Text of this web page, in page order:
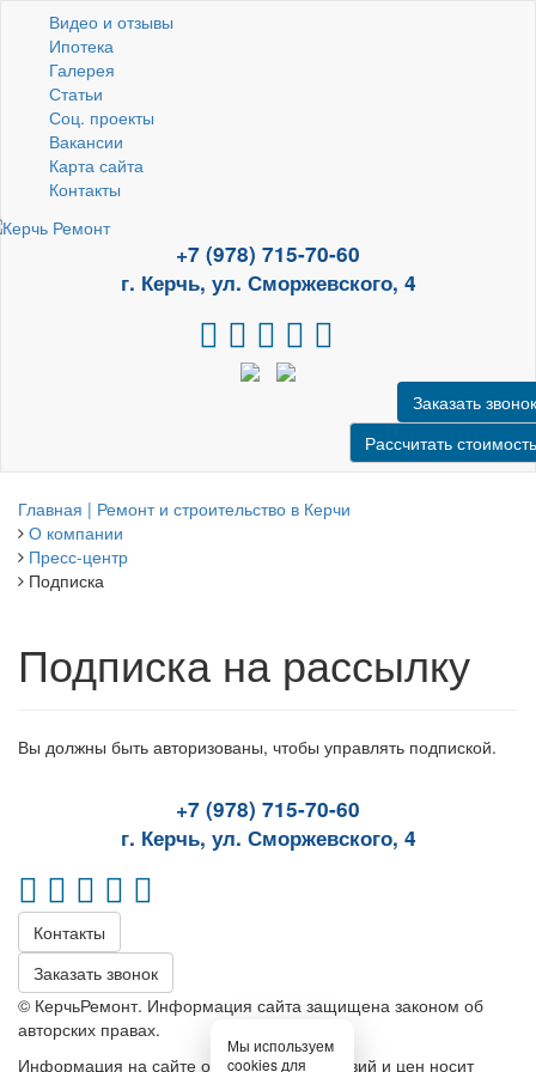
Видео и отзывы
Ипотека
Галерея
Статьи
Соц. проекты
Вакансии
Карта сайта
Контакты
+7 (978) 715-70-60
г. Керчь, ул. Сморжевского, 4
Заказать звонок
Рассчитать стоимость
Главная | Ремонт и строительство в Керчи
О компании
Пресс-центр
Подписка
Подписка на рассылку
Вы должны быть авторизованы, чтобы управлять подпиской.
+7 (978) 715-70-60
г. Керчь, ул. Сморжевского, 4
Контакты
Заказать звонок
© КерчьРемонт. Информация сайта защищена законом об
авторских правах.
Информация на сайте относительно условий и цен носит
Мы используем
cookies для